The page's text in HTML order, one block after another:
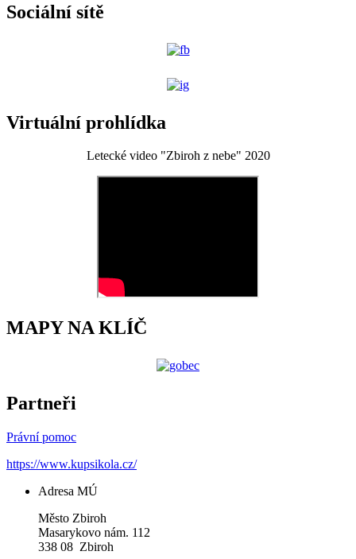
Sociální sítě
Virtuální prohlídka
Letecké video "Zbiroh z nebe" 2020
MAPY NA KLÍČ
Partneři
Právní pomoc
https://www.kupsikola.cz/
Adresa MÚ
Město Zbiroh
Masarykovo nám. 112
338 08 Zbiroh